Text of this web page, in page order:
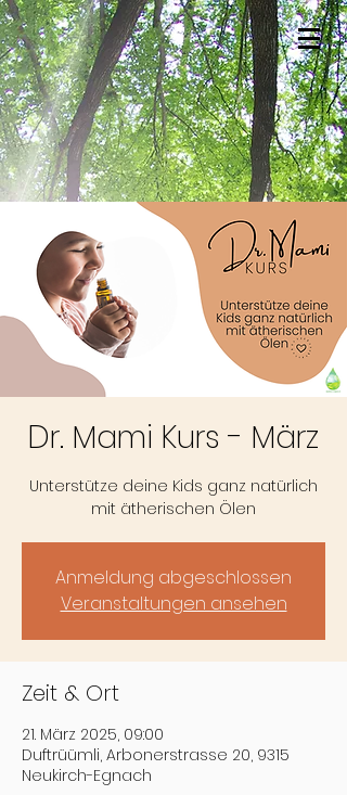
Dr. Mami Kurs - März
Unterstütze deine Kids ganz natürlich
mit ätherischen Ölen
Anmeldung abgeschlossen
Veranstaltungen ansehen
Zeit & Ort
21. März 2025, 09:00
Duftrüümli, Arbonerstrasse 20, 9315
Neukirch-Egnach